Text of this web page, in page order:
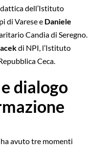
dell’Istituto
di Varese e Daniele
Candia di Seregno.
di NPI, l’Istituto
Ceca.
dialogo
avuto tre momenti